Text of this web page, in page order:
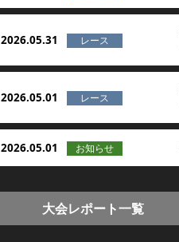
2026.05.31
2026.05.01
2026.05.01
大会レポート一覧